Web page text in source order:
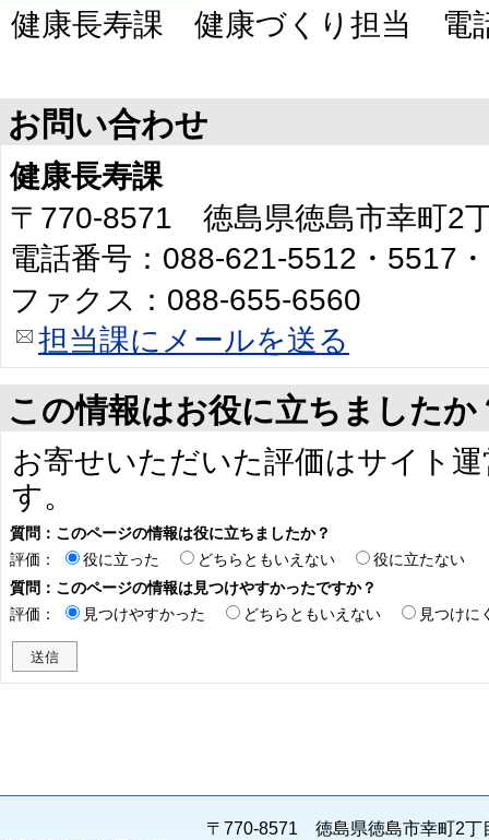
健康長寿課 健康づくり担当 電
お問い合わせ
健康長寿課
〒770-8571 徳島県徳島市幸町2
電話番号：088-621-5512・5517
ファクス：088-655-6560
担当課にメールを送る
この情報はお役に立ちましたか
お寄せいただいた評価はサイト
す。
質問：このページの情報は役に立ちましたか？
評価：
役に立った どちらともいえない
役に立たない
質問：このページの情報は見つけやすかったですか？
評価：
見つけやすかった どちらともいえない 見つけに
〒770-8571 徳島県徳島市幸町2丁